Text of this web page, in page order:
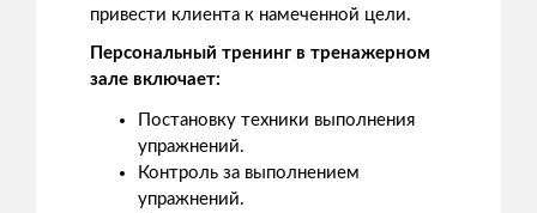
привести клиента к намеченной цели.
Персональный тренинг в тренажерном
зале включает:
Постановку техники выполнения
упражнений.
Контроль за выполнением
упражнений.